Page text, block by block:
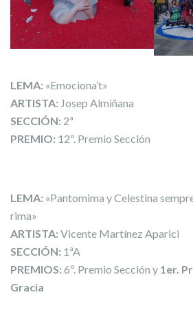
LEMA: «Emociona’t»
ARTISTA: Josep Almiñana
SECCIÓN: 2ª
PREMIO: 12º. Premio Sección
LEMA: «Pantomima y Celestina
rima»
ARTISTA: Vicente Martínez Aparici
SECCIÓN: 1ªA
PREMIOS: 6º. Premio Sección y 1er.
Gracia